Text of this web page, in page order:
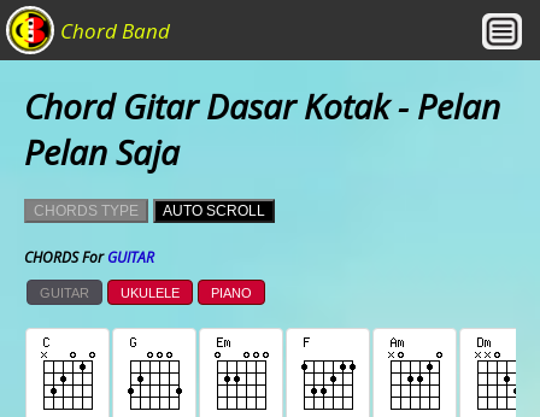
Chord Band
Chord Gitar Dasar Kotak - Pelan
Pelan Saja
CHORDS TYPE AUTO SCROLL
CHORDS ForGUITAR
GUITAR UKULELE PIANO